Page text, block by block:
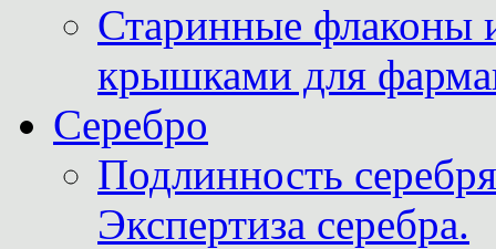
Старинные флаконы
крышками для
Серебро
Подлинность
Экспертиза серебра.